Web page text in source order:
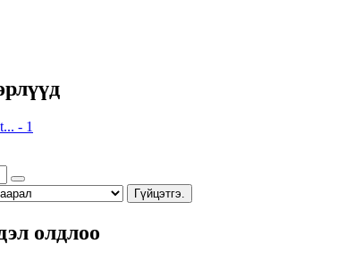
- 1
Гүйцэтгэ.
олдлоо